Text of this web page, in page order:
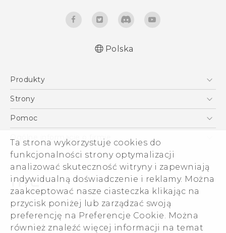
Ta strona wykorzystuje cookies do
funkcjonalności strony optymalizacji
analizować skuteczność witryny i zapewniają
indywidualną doświadczenie i reklamy. Można
zaakceptować nasze ciasteczka klikając na
przycisk poniżej lub zarządzać swoją
preferencję na Preferencje Cookie. Można
również znaleźć więcej informacji na temat
Polish - Wytyczne dotyczące bezpieczeństwa i
English - User manual
English - Safety and regulatory guide
Polska
Produkty
Smartfony
VIVE
Akcesoria
Strony
HTC Vive
Pomoc
Pomoc E-commerce
Ogólne informacje o firmie
ESG
Informacje o firmie
Dla inwestorów (angielski)
Cookie Preferences
Kariera
© 2011-2026 HTC Corporation
Warunki prawne